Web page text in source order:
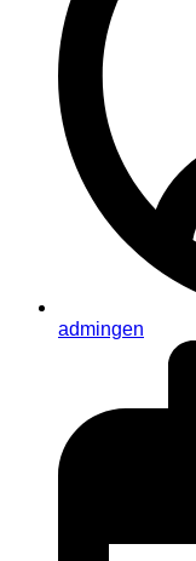
admingen